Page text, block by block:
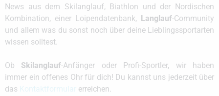
News aus dem Skilanglauf, Biathlon und der Nordischen
Kombination, einer Loipendatenbank, Langlauf-Community
und allem was du sonst noch über deine Lieblingssportarten
wissen solltest.
Ob Skilanglauf-Anfänger oder Profi-Sportler, wir haben
immer ein offenes Ohr für dich! Du kannst uns jederzeit über
das
erreichen.